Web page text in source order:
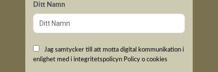
Ditt Namn
Jag samtycker till att motta digital kommunikation i
enlighet med i integritetspolicyn Policy o cookies